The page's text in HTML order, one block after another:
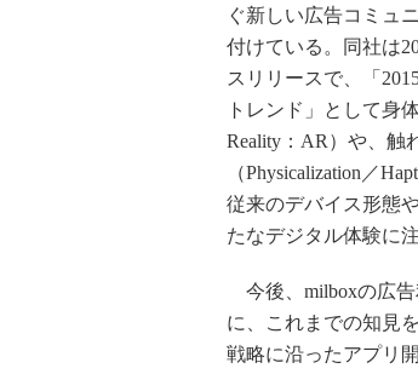
ぐ新しい広告コミュ
付けている。同社は
スリリースで、「
トレンド」として身
Reality：AR）や、触
（Physicalization／
従来のデバイス形態
たなデジタル体験に
今後、milboxの広
に、これまでの知見
戦略に沿ったアプリ